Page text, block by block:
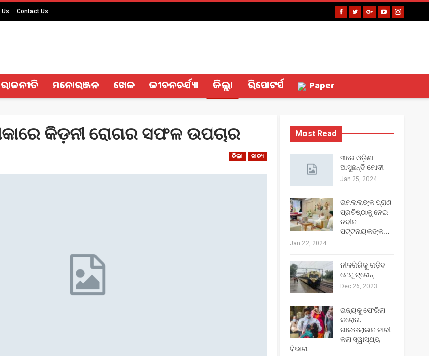
Contact Us
ରାଜନୀତି ମନୋରଞ୍ଜନ ଖେଳ ଜୀବନଚର୍ଯ୍ୟା ଜିଲ୍ଲା ରିପୋଟର୍ସ Paper
କିଡ଼ନୀ ରୋଗର ସଫଳ ଉପଚାର
ଜିଲ୍ଲା ରାଜ୍ୟ
Most Read
୩ରେ ଓଡ଼ିଶା
ଆସୁଛନ୍ତି ମୋଦୀ
Jan 25, 2024
ରାମଲାଲାଙ୍କ ପ୍ରାଣ
ପ୍ରତିଷ୍ଠାକୁ ନେଇ
ନବୀନ
ପଟ୍ଟନାୟକଙ୍କ…
Jan 22, 2024
ନୀଳଗିରିକୁ ଗଡ଼ିବ
ମେମୁ ଟ୍ରେନ୍‌
Dec 26, 2023
ରାଜ୍ୟକୁ ଫେରିଲା
କରୋନା,
ଗାଇଡଲାଇନ ଜାରୀ
କଲା ସ୍ୱାସ୍ଥ୍ୟ
ବିଭାଗ